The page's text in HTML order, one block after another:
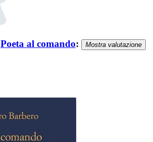
Poeta al comando: Mostra valutazione